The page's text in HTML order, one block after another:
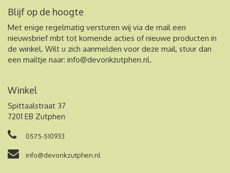
Blijf op de hoogte
Met enige regelmatig versturen wij via de mail een
nieuwsbrief mbt tot komende acties of nieuwe producten in
de winkel. Wilt u zich aanmelden voor deze mail, stuur dan
een mailtje naar: info@devonkzutphen.nl.
Winkel
Spittaalstraat 37
7201 EB Zutphen
0575-510933
info@devonkzutphen.nl